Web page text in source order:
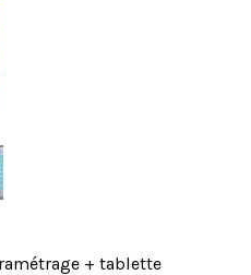
+ tablette